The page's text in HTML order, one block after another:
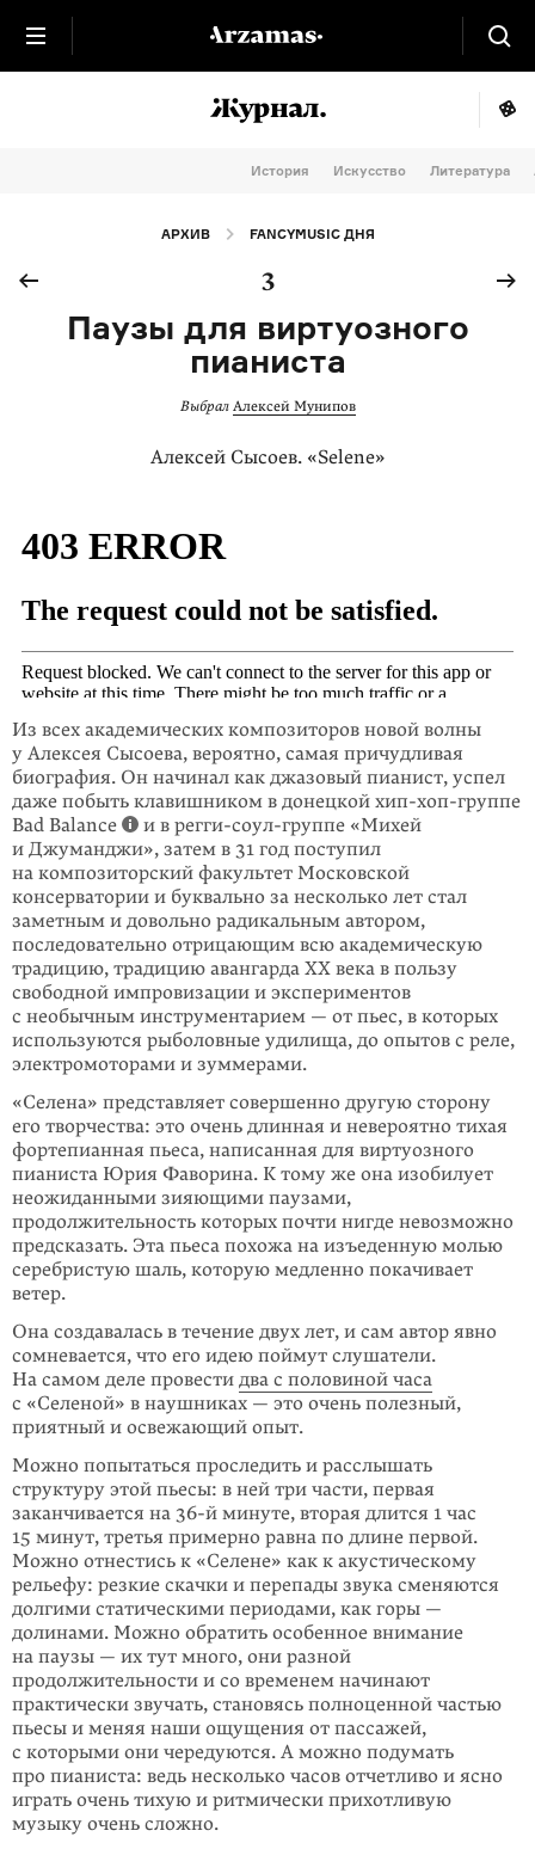
История Искусство Литература
АРХИВ FANCYMUSIC ДНЯ
3
Паузы для виртуозного
пианиста
Выбрал Алексей Мунипов
Алексей Сысоев. «Selene»
Из всех академических композиторов новой волны
у Алексея Сысоева, вероятно, самая причудливая
биография. Он начинал как джазовый пианист, успел
даже побыть клавишником в донецкой хип-хоп-группе
Bad Balance
и в регги-соул-группе «Михей
и Джуманджи», затем в 31 год поступил
на композитор­ский факультет Московской
консерватории и буквально за несколько лет стал
заметным и довольно радикальным автором,
последовательно отрицающим всю академическую
традицию, традицию авангарда XX века в пользу
свободной импровизации и экспери­ментов
с необычным инструментарием — от пьес, в которых
используются рыболовные удилища, до опытов с реле,
электромоторами и зуммерами.
«Селена» представляет совершенно другую сторону
его творчества: это очень длинная и невероятно тихая
фортепианная пьеса, написанная для виртуозного
пианиста Юрия Фаворина. К тому же она изобилует
неожиданными зияющими паузами,
продолжительность которых почти нигде невозможно
предсказать. Эта пьеса похожа на изъеденную молью
серебристую шаль, которую медленно покачивает
ветер.
Она создавалась в течение двух лет, и сам автор явно
сомневается, что его идею поймут слушатели.
На самом деле провести два с половиной часа
с «Селеной» в наушниках — это очень полезный,
приятный и освежающий опыт.
Можно попытаться проследить и расслышать
структуру этой пьесы: в ней три части, первая
заканчивается на 36-й минуте, вторая длится 1 час
15 минут, третья примерно равна по длине первой.
Можно отнестись к «Селене» как к акустическому
рельефу: резкие скачки и перепады звука сменяются
долгими статическими периодами, как горы —
долинами. Можно обратить особенное внимание
на паузы — их тут много, они разной
продолжительности и со вре­менем начинают
практически звучать, становясь полноценной частью
пьесы и меняя наши ощущения от пассажей,
с которыми они чередуются. А можно подумать
про пианиста: ведь несколько часов отчетливо и ясно
играть очень тихую и ритмически прихотливую
музыку очень сложно.